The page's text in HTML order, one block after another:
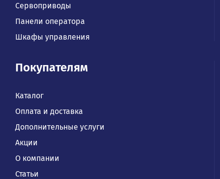
Сервоприводы
Панели оператора
Шкафы управления
Покупателям
Каталог
Оплата и доставка
Дополнительные услуги
Акции
О компании
Статьи